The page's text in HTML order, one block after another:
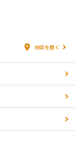
地図を開く